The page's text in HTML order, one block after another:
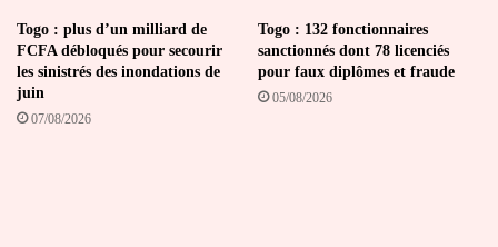
Togo : plus d’un milliard de
FCFA débloqués pour secourir
les sinistrés des inondations de
juin
07/08/2026
Togo : 132 fonctionnaires
sanctionnés dont 78 licenciés
pour faux diplômes et fraude
05/08/2026